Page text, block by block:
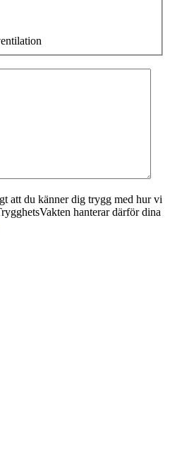
att du känner dig trygg med hur vi
hanterar därför dina